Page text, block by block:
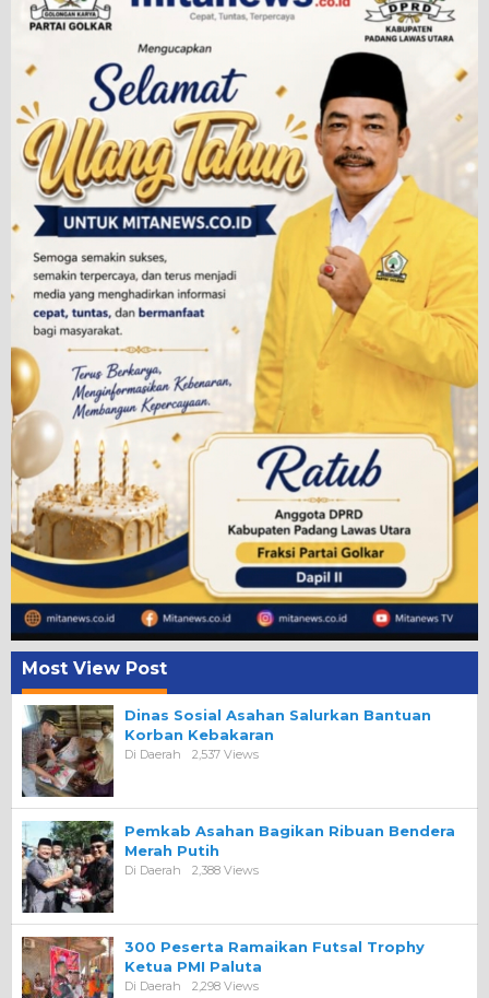
Most View Post
Dinas Sosial Asahan Salurkan Bantuan
Korban Kebakaran
Di Daerah 2,537 Views
Pemkab Asahan Bagikan Ribuan Bendera
Merah Putih
Di Daerah 2,388 Views
300 Peserta Ramaikan Futsal Trophy
Ketua PMI Paluta
Di Daerah 2,298 Views